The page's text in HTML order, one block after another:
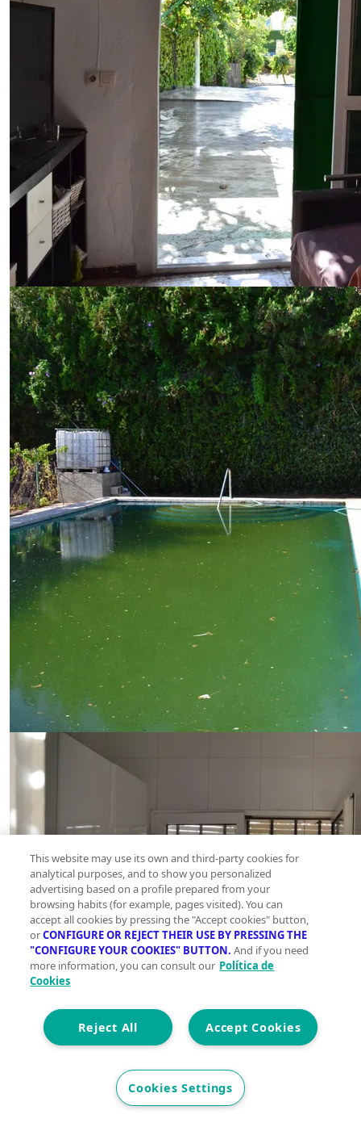
This website may use its own and third-party cookies for
analytical purposes, and to show you personalized
advertising based on a profile prepared from your
browsing habits (for example, pages visited). You can
accept all cookies by pressing the "Accept cookies" button,
orCONFIGURE OR REJECT THEIR USE BY PRESSING THE
"CONFIGURE YOUR COOKIES" BUTTON. And if you need
more information, you can consult our Política de
Cookies
Accept Cookies
Reject All
Cookies Settings